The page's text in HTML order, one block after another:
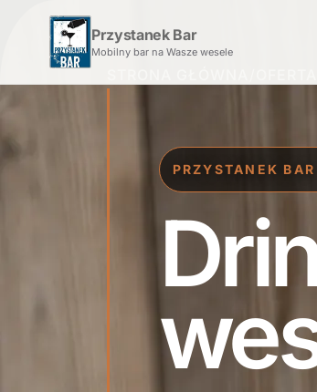
Przystanek Bar
Mobilny bar na Wasze wesele
PRZYSTANEK